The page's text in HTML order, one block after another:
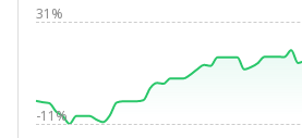
31%
-11%